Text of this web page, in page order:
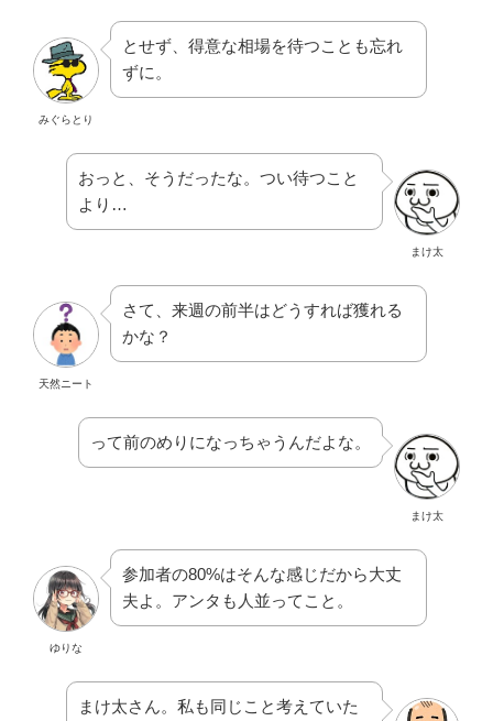
みぐらとり
とせず、得意な相場を待つことも忘れ
ずに。
まけ太
おっと、そうだったな。つい待つこと
より…
天然ニート
さて、来週の前半はどうすれば獲れる
かな？
まけ太
って前のめりになっちゃうんだよな。
ゆりな
参加者の80%はそんな感じだから大丈
夫よ。アンタも人並ってこと。
まけ太さん。私も同じこと考えていた